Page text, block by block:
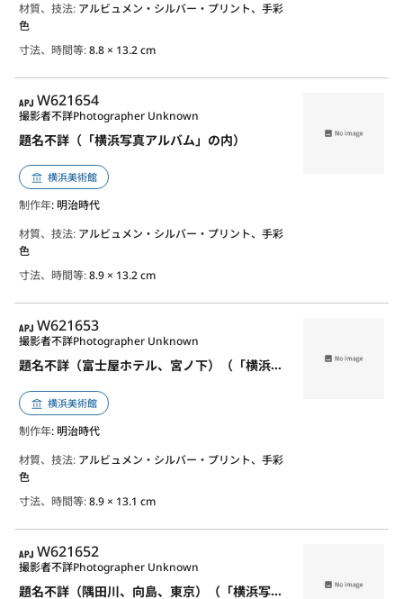
材質、技法: アルビュメン・シルバー・プリント、手彩
色
寸法、時間等:8.8 × 13.2 cm
APJ
W621654
題名不詳（「横浜写真アルバム」の内）
撮影者不詳Photographer Unknown
横浜美術館
制作年: 明治時代
材質、技法: アルビュメン・シルバー・プリント、手彩
色
寸法、時間等:8.9 × 13.2 cm
APJ
W621653
題名不詳（富士屋ホテル、宮ノ下）（「横浜写真アルバム」の内）
撮影者不詳Photographer Unknown
横浜美術館
制作年: 明治時代
材質、技法: アルビュメン・シルバー・プリント、手彩
色
寸法、時間等:8.9 × 13.1 cm
APJ
W621652
題名不詳（隅田川、向島、東京）（「横浜写真アルバム」の内）
撮影者不詳Photographer Unknown